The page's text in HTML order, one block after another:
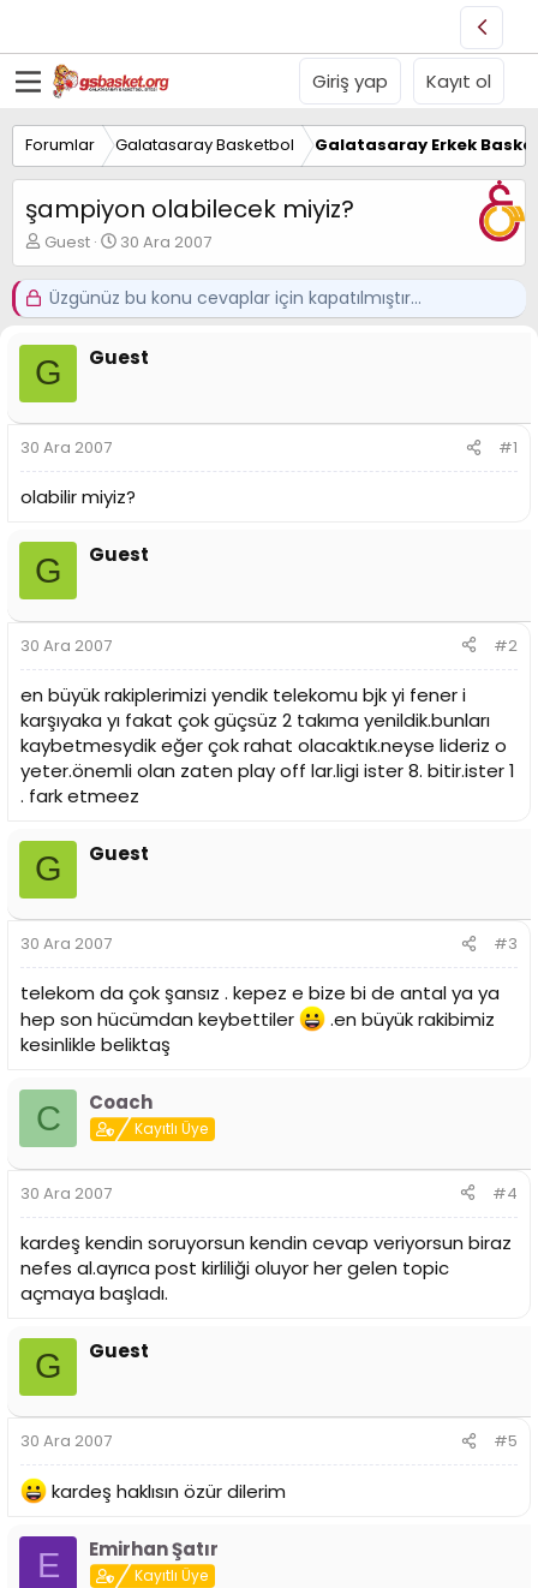
Giriş yap Kayıt ol
Forumlar Galatasaray Basketbol Galatasaray Erkek
şampiyon olabilecek miyiz?
K
o
n
u
u
B
a
a
t
a
Guest
B
a
ş
n
g
r
i
30 Ara 2007
Üzgünüz bu konu cevaplar için kapatılmıştır...
G Guest
30 Ara 2007 #1
olabilir miyiz?
G Guest
30 Ara 2007 #2
en büyük rakiplerimizi yendik telekomu bjk yi fener i
karşıyaka yı fakat çok güçsüz 2 takıma yenildik.bunları
kaybetmesydik eğer çok rahat olacaktık.neyse lideriz o
yeter.önemli olan zaten play off lar.ligi ister 8. bitir.ister 1
. fark etmeez
G Guest
30 Ara 2007 #3
telekom da çok şansız . kepez e bize bi de antal ya ya
hep son hücümdan keybettiler
.en büyük rakibimiz
kesinlikle beliktaş
C Coach
Kayıtlı Üye
30 Ara 2007 #4
kardeş kendin soruyorsun kendin cevap veriyorsun biraz
nefes al.ayrıca post kirliliği oluyor her gelen topic
açmaya başladı.
G Guest
30 Ara 2007 #5
kardeş haklısın özür dilerim
E Emirhan Şatır
Kayıtlı Üye